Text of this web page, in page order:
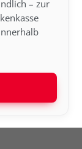
– zur